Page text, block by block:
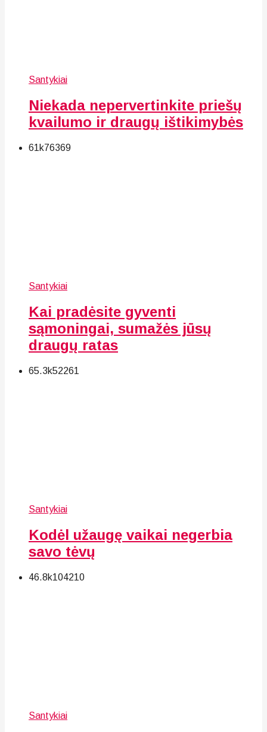
Santykiai
Niekada nepervertinkite priešų
kvailumo ir draugų ištikimybės
61k76369
Santykiai
Kai pradėsite gyventi
sąmoningai, sumažės jūsų
draugų ratas
65.3k52261
Santykiai
Kodėl užaugę vaikai negerbia
savo tėvų
46.8k104210
Santykiai